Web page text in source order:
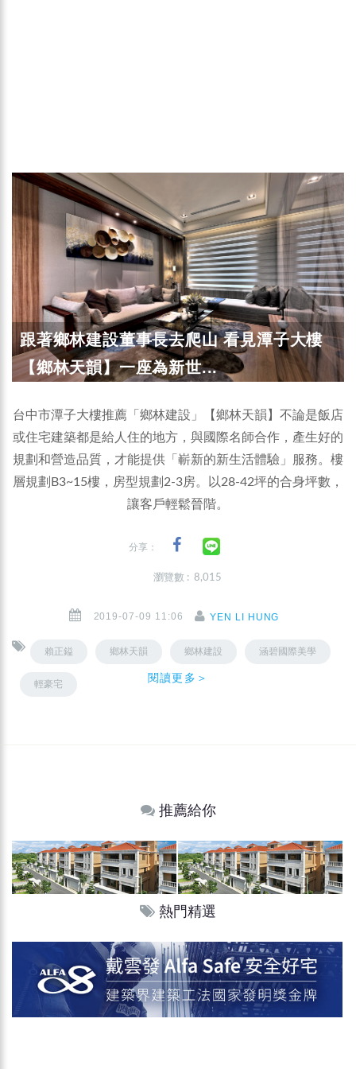
跟著鄉林建設董事長去爬山 看見潭子大樓
【鄉林天韻】一座為新世...
台中市潭子大樓推薦「鄉林建設」【鄉林天韻】不論是飯店
或住宅建築都是給人住的地方，與國際名師合作，產生好的
規劃和營造品質，才能提供「嶄新的新生活體驗」服務。樓
層規劃B3~15樓，房型規劃2-3房。以28-42坪的合身坪數，
讓客戶輕鬆晉階。
分享：
瀏覽數 : 8,015
2019-07-09 11:06 YEN LI HUNG
賴正鎰 鄉林天韻 鄉林建設 涵碧國際美學
輕豪宅 閱讀更多＞
推薦給你
熱門精選